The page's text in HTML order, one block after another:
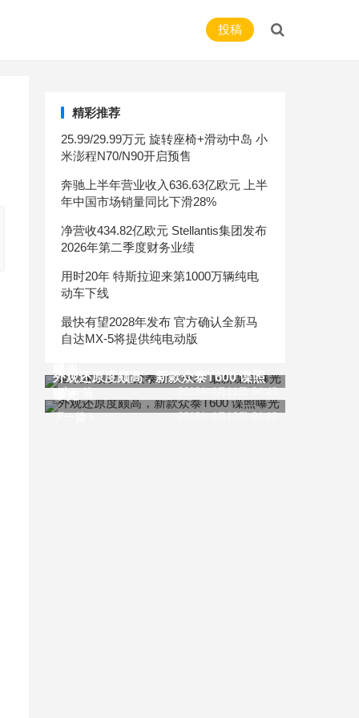
投稿
精彩推荐
25.99/29.99万元 旋转座椅+滑动中岛 小
米澎程N70/N90开启预售
奔驰上半年营业收入636.63亿欧元 上半
年中国市场销量同比下滑28%
净营收434.82亿欧元 Stellantis集团发布
2026年第二季度财务业绩
用时20年 特斯拉迎来第1000万辆纯电
动车下线
最快有望2028年发布 官方确认全新马
自达MX-5将提供纯电动版
上一篇 2018年4月11日 04:43
下一篇
外观还原度颇高，新款众泰T600 谍照
2018年4月12日 04:12